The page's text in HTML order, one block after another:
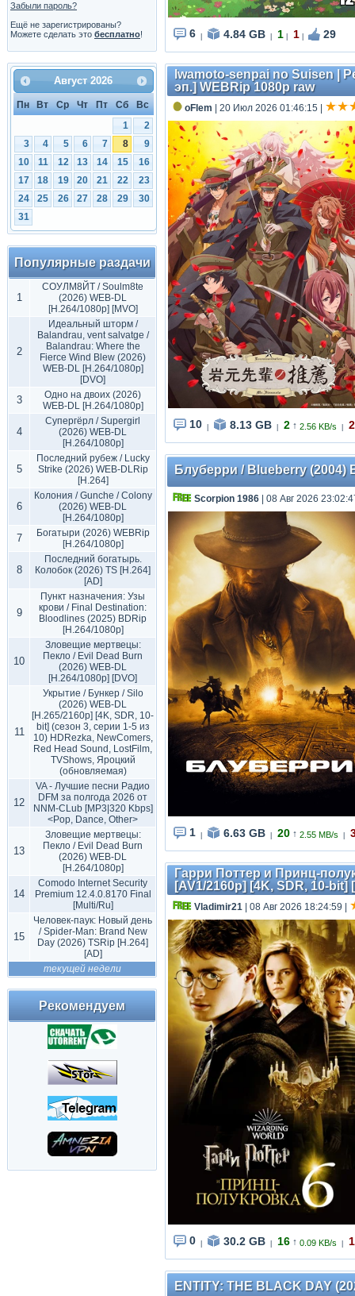
Забыли пароль?
Ещё не зарегистрированы?
Можете сделать это бесплатно!
Август 2026
Пн Вт Ср Чт Пт Сб
Вс
1
2
3
4 5 6 7 8
9
10
11 12 13 14 15
16
17
18 19 20 21 22
23
24
25 26 27 28 29
30
31
Популярные раздачи
1
СОУЛМ8ЙТ / Soulm8te
(2026) WEB-DL
[H.264/1080p] [MVO]
2
Идеальный шторм /
Balandrau, vent salvatge /
Balandrau: Where the
Fierce Wind Blew (2026)
WEB-DL [H.264/1080p]
[DVO]
3
Одно на двоих (2026)
WEB-DL [H.264/1080p]
4
Супергёрл / Supergirl
(2026) WEB-DL
[H.264/1080p]
5
Последний рубеж / Lucky
Strike (2026) WEB-DLRip
[H.264]
6
Колония / Gunche / Colony
(2026) WEB-DL
[H.264/1080p]
7
Богатыри (2026) WEBRip
[H.264/1080p]
8
Последний богатырь.
Колобок (2026) TS [H.264]
[AD]
9
Пункт назначения: Узы
крови / Final Destination:
Bloodlines (2025) BDRip
[H.264/1080p]
10
Зловещие мертвецы:
Пекло / Evil Dead Burn
(2026) WEB-DL
[H.264/1080p] [DVO]
11
Укрытие / Бункер / Silo
(2026) WEB-DL
[H.265/2160p] [4K, SDR, 10-
bit] (сезон 3, серии 1-5 из
10) HDRezka, NewComers,
Red Head Sound, LostFilm,
TVShows, Яроцкий
(обновляемая)
12
VA - Лучшие песни Радио
DFM за полгода 2026 от
NNM-CLub [MP3|320 Kbps]
<Pop, Dance, Other>
13
Зловещие мертвецы:
Пекло / Evil Dead Burn
(2026) WEB-DL
[H.264/1080p]
14
Comodo Internet Security
Premium 12.4.0.8170 Final
[Multi/Ru]
15
Человек-паук: Новый день
/ Spider-Man: Brand New
Day (2026) TSRip [H.264]
[AD]
текущей недели
Рекомендуем
6 4.84 GB 1 1 29
Iwamoto-senpai no Suisen |
эп.] WEBRip 1080p raw
oFlem | 20 Июл 2026 01:46:15
10 8.13 GB 2 ↑ 2.56 KB/s 2
Блуберри / Blueberry (2004)
Scorpion 1986 | 08 Авг 2026
1 6.63 GB 20 ↑ 2.55 MB/s
Гарри Поттер и Принц-
[AV1/2160p] [4K, SDR, 10-
Vladimir21 | 08 Авг 2026 18:24:59
0 30.2 GB 16 ↑ 0.09 KB/s
ENTITY: THE BLACK DAY